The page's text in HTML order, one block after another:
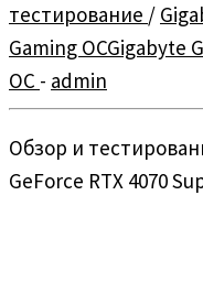
тестирование /
Gaming OCGigabyte
OC - admin
Обзор и
GeForce RTX 4070